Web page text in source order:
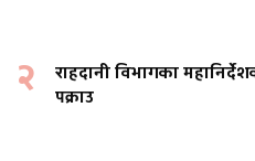
२
राहदानी विभागका
पक्राउ